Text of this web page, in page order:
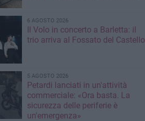
6 AGOSTO 2026
Il Volo in concerto a Barletta: il
trio arriva al Fossato del Castello
5 AGOSTO 2026
Petardi lanciati in un'attività
commerciale: «Ora basta. La
sicurezza delle periferie è
un'emergenza»